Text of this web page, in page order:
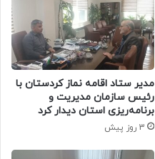
مدیر ستاد اقامه نماز کردستان با
رئیس سازمان مدیریت و
برنامه‌ریزی استان دیدار کرد
3 روز پیش